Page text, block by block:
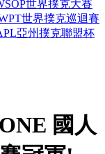
世界撲克大賽
世界撲克巡迴賽
亞州撲克聯盟杯
國人